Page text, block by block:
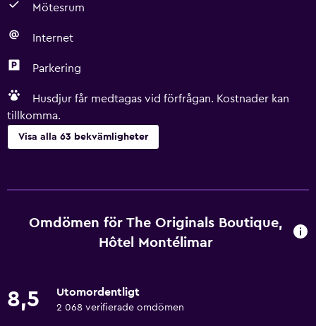
Mötesrum
Internet
Parkering
Husdjur får medtagas vid förfrågan. Kostnader kan
tillkomma.
Visa alla 63 bekvämligheter
Husdjur får medtagas vid förfrågan. Kostnader kan
Duschstol
Omdömen för The Originals Boutique,
Hôtel Montélimar
8,5 Utomordentligt
2 068 verifierade omdömen